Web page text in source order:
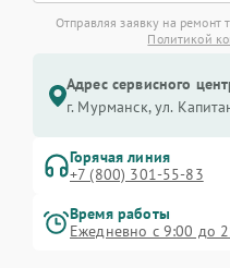
Отправляя заявку на ремонт
Политикой
Адрес сервисного
г. Мурманск, ул.
Горячая линия
+7 (800) 301-55-83
Время работы
Ежедневно с 9:00 до